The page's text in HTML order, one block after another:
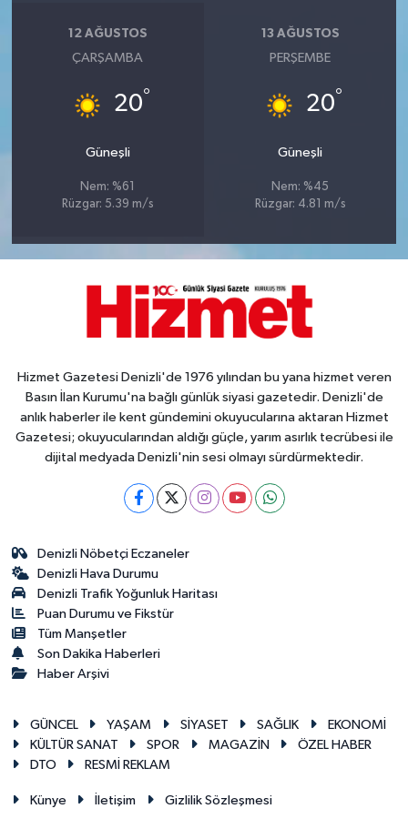
12 AĞUSTOS
ÇARŞAMBA
20°
Güneşli
Nem: %61
Rüzgar: 5.39 m/s
13 AĞUSTOS
PERŞEMBE
20°
Güneşli
Nem: %45
Rüzgar: 4.81 m/s
Hizmet Gazetesi Denizli'de 1976 yılından bu yana hizmet veren
Basın İlan Kurumu'na bağlı günlük siyasi gazetedir. Denizli'de
anlık haberler ile kent gündemini okuyucularına aktaran Hizmet
Gazetesi; okuyucularından aldığı güçle, yarım asırlık tecrübesi ile
dijital medyada Denizli'nin sesi olmayı sürdürmektedir.
Denizli Nöbetçi Eczaneler
Denizli Hava Durumu
Denizli Trafik Yoğunluk Haritası
Puan Durumu ve Fikstür
Tüm Manşetler
Son Dakika Haberleri
Haber Arşivi
GÜNCEL YAŞAM SİYASET SAĞLIK
EKONOMİ
KÜLTÜR SANAT
SPOR MAGAZİN
ÖZEL HABER
DTO
RESMİ REKLAM
Künye İletişim Gizlilik Sözleşmesi